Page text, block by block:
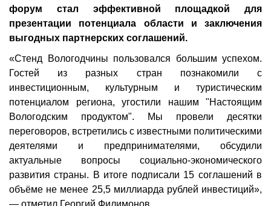
форум стал эффективной площадкой для
презентации потенциала области и заключения
выгодных партнерских соглашений.
«Стенд Вологодчины пользовался большим успехом.
Гостей из разных стран познакомили с
инвестиционным, культурным и туристическим
потенциалом региона, угостили нашим "Настоящим
Вологодским продуктом". Мы провели десятки
переговоров, встретились с известными политическими
деятелями и предпринимателями, обсудили
актуальные вопросы социально-экономического
развития страны. В итоге подписали 15 соглашений в
объёме не менее 25,5 миллиарда рублей инвестиций»,
— отметил Георгий Филимонов.